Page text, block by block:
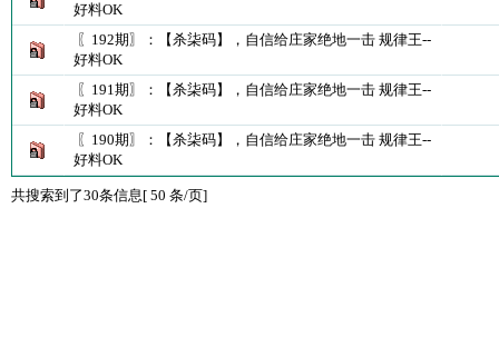
好料OK
〖192期〗：【杀柒码】，自信给庄家绝地一击 规律王--
好料OK
〖191期〗：【杀柒码】，自信给庄家绝地一击 规律王--
好料OK
〖190期〗：【杀柒码】，自信给庄家绝地一击 规律王--
好料OK
共搜索到了30条信息[ 50 条/页]